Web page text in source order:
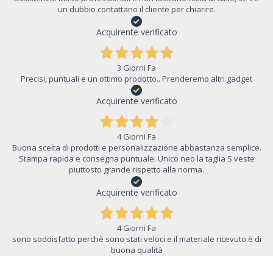
un dubbio contattano il cliente per chiarire.
Acquirente verificato
3 Giorni Fa
Precisi, puntuali e un ottimo prodotto.. Prenderemo altri gadget
Acquirente verificato
4 Giorni Fa
Buona scelta di prodotti e personalizzazione abbastanza semplice.
Stampa rapida e consegna puntuale. Unico neo la taglia S veste
piuttosto grande rispetto alla norma.
Acquirente verificato
4 Giorni Fa
sono soddisfatto perchè sono stati veloci e il materiale ricevuto è di
buona qualità